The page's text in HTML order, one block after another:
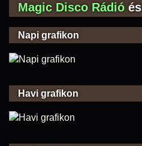
Magic Disco Rádió és
Napi grafikon
Havi grafikon